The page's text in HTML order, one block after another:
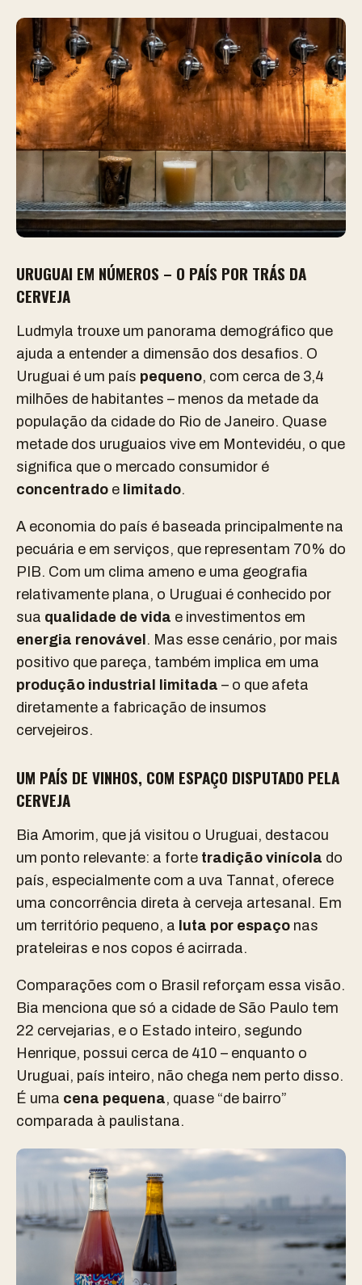
URUGUAI EM NÚMEROS – O PAÍS POR TRÁS DA
CERVEJA
Ludmyla trouxe um panorama demográfico que
ajuda a entender a dimensão dos desafios. O
Uruguai é um país pequeno, com cerca de 3,4
milhões de habitantes – menos da metade da
população da cidade do Rio de Janeiro. Quase
metade dos uruguaios vive em Montevidéu, o que
significa que o mercado consumidor é
concentrado e limitado.
A economia do país é baseada principalmente na
pecuária e em serviços, que representam 70% do
PIB. Com um clima ameno e uma geografia
relativamente plana, o Uruguai é conhecido por
sua qualidade de vida e investimentos em
energia renovável . Mas esse cenário, por mais
positivo que pareça, também implica em uma
produção industrial limitada – o que afeta
diretamente a fabricação de insumos
cervejeiros.
UM PAÍS DE VINHOS, COM ESPAÇO DISPUTADO PELA
CERVEJA
Bia Amorim, que já visitou o Uruguai, destacou
um ponto relevante: a forte tradição vinícola do
país, especialmente com a uva Tannat, oferece
uma concorrência direta à cerveja artesanal. Em
um território pequeno, a luta por espaço nas
prateleiras e nos copos é acirrada.
Comparações com o Brasil reforçam essa visão.
Bia menciona que só a cidade de São Paulo tem
22 cervejarias, e o Estado inteiro, segundo
Henrique, possui cerca de 410 – enquanto o
Uruguai, país inteiro, não chega nem perto disso.
É uma cena pequena, quase “de bairro”
comparada à paulistana.